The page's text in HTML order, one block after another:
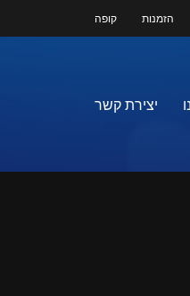
הזמנות קופה
יצירת קשר